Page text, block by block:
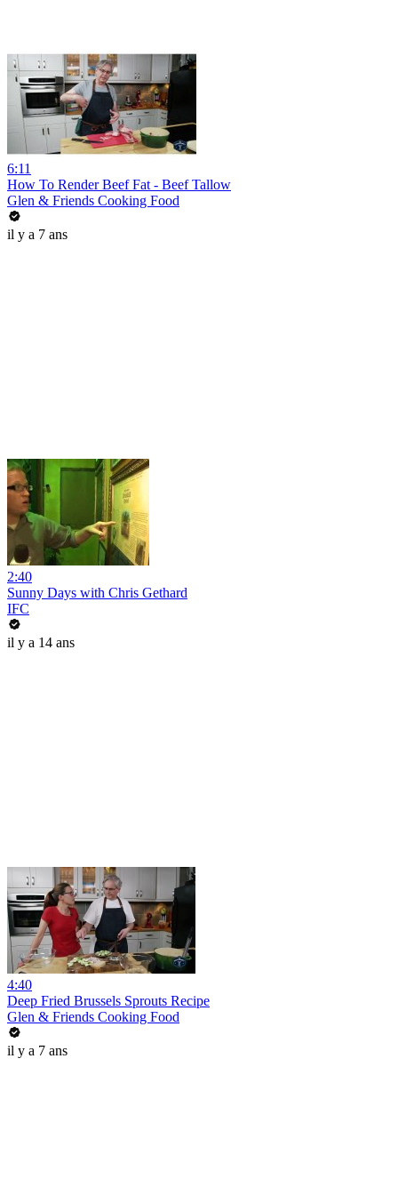
6:11
How To Render Beef Fat - Beef Tallow
Glen & Friends Cooking Food
il y a 7 ans
2:40
Sunny Days with Chris Gethard
IFC
il y a 14 ans
4:40
Deep Fried Brussels Sprouts Recipe
Glen & Friends Cooking Food
il y a 7 ans